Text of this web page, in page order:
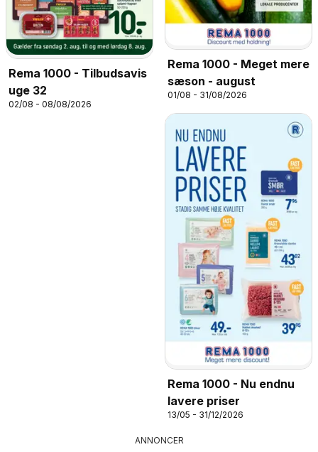
Rema 1000 - Tilbudsavis
uge 32
02/08 - 08/08/2026
Rema 1000 - Meget mere
sæson - august
01/08 - 31/08/2026
Rema 1000 - Nu endnu
lavere priser
13/05 - 31/12/2026
ANNONCER